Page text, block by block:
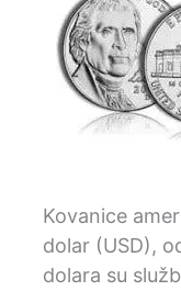
Kovanice
dolar (USD),
dolara su